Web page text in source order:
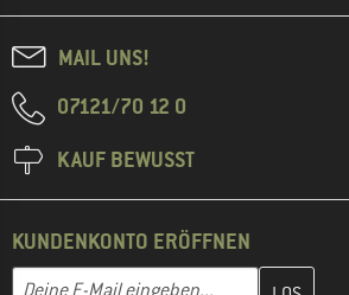
MAIL UNS!
07121/70 12 0
KAUF BEWUSST
KUNDENKONTO ERÖFFNEN
E-Mail-Adresse
Gib hier deine E-Mail-Adresse ein und